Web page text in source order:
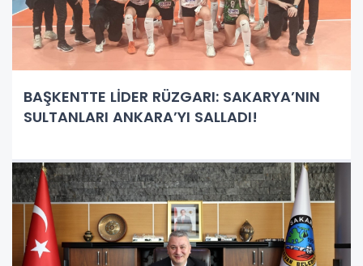
BAŞKENTTE LİDER RÜZGARI: SAKARYA’NIN
SULTANLARI ANKARA’YI SALLADI!